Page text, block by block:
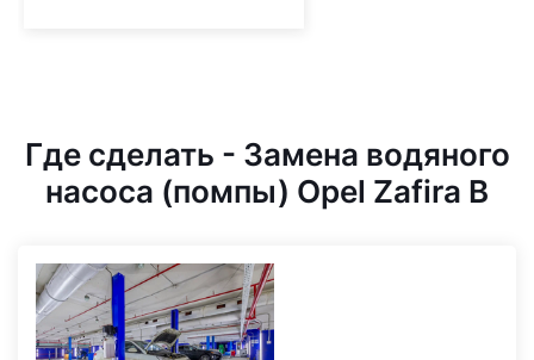
Где сделать - Замена водяного
насоса (помпы) Opel Zafira B